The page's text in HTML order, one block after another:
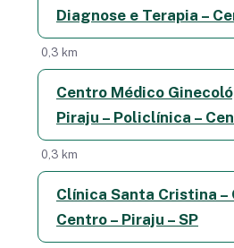
Diagnose e Terapia –
0,3 km
Centro Médico
Piraju – Policlínica –
0,3 km
Clínica Santa Cristina –
Centro – Piraju – SP